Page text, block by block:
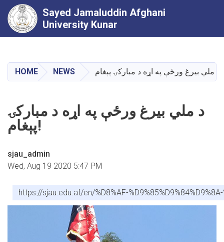
main
content
Sayed Jamaluddin Afghani
University Kunar
HOME NEWS
د ملي بيرغ ورځې په اړه د مبارکۍ
پېغام!
sjau_admin
Wed, Aug 19 2020 5:47 PM
https://sjau.edu.af/en/%D8%AF-%D9%85%D9%84%D9%8A-